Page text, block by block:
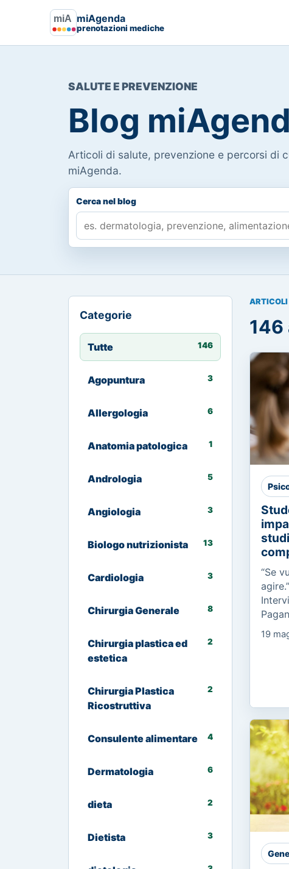
miAgenda
prenotazioni mediche
SALUTE E PREVENZIONE
Blog
Articoli di salute, prevenzione e percorsi di
miAgenda.
Cerca nel blog
Categorie
Tutte 146
Agopuntura 3
Allergologia 6
Anatomia patologica 1
Andrologia 5
Angiologia 3
Biologo nutrizionista 13
Cardiologia 3
Chirurgia Generale 8
Chirurgia plastica ed
estetica
2
Chirurgia Plastica
Ricostruttiva
2
Consulente alimentare 4
Dermatologia 6
dieta 2
Dietista 3
ARTICOLI
“Se
ma
C’è
19